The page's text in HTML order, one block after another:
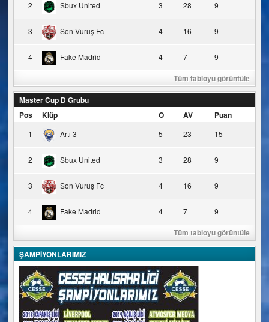
2 Sbux United 3 28 9
3 Son Vuruş Fc 4 16 9
4 Fake Madrid 4 7 9
Tüm tabloyu görüntüle
Master Cup D Grubu
Pos
Klüp O AV Puan
1 Artı 3 5 23 15
2 Sbux United 3 28 9
3 Son Vuruş Fc 4 16 9
4 Fake Madrid 4 7 9
Tüm tabloyu görüntüle
ŞAMPİYONLARIMIZ